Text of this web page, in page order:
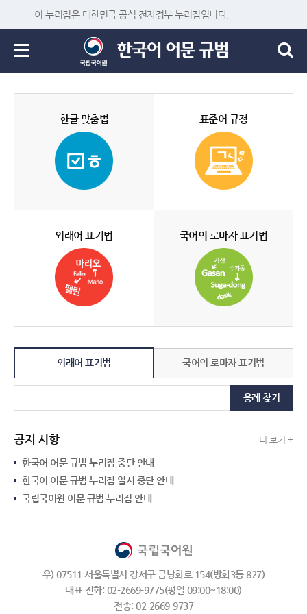
이 누리집은 대한민국 공식 전자정부 누리집입니다.
한글 맞춤법 표준어 규정
외래어 표기법 국어의 로마자 표기법
외래어 표기법 국어의 로마자 표기법
용례 찾기
공지 사항 더 보기 +
한국어 어문 규범 누리집 중단 안내
한국어 어문 규범 누리집 일시 중단 안내
국립국어원 어문 규범 누리집 안내
우) 07511 서울특별시 강서구 금낭화로 154(방화3동 827)
대표 전화: 02-2669-9775(평일 09:00~18:00)
전송: 02-2669-9737